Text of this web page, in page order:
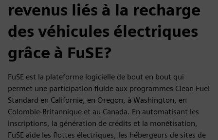
revenus liés à la recharge
des véhicules électriques
grâce à FuSE?
FuSE est la plateforme logicielle de bout en bout qui
permet une participation fluide aux programmes Clean Fuel
Standard en Californie, en Oregon, à Washington, en
Colombie-Britannique et au Canada. En automatisant les
inscriptions, la génération de crédits et la monétisation,
FuSE aide les flottes électriques, les hébergeurs de sites de